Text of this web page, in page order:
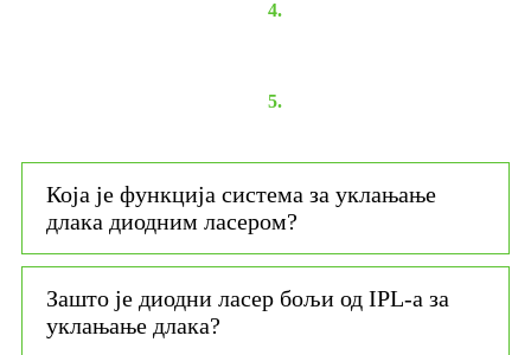
4.
5.
Која је функција система за уклањање
длака диодним ласером?
Зашто је диодни ласер бољи од IPL-а за
уклањање длака?